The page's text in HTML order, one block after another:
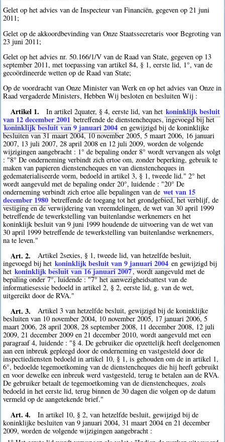
Gelet op het advies van de Inspecteur van Financiën, gegeven op 21 juni
2011;
Gelet op de akkoordbevinding van Onze Staatssecretaris voor Begroting van
23 juni 2011;
Gelet op het advies nr. 50.166/1/V van de Raad van State, gegeven op 13
september 2011, met toepassing van artikel 84, § 1, eerste lid, 1°, van de
gecoördineerde wetten op de Raad van State;
Op de voordracht van Onze Minister van Werk en op het advies van Onze in
Raad vergaderde Ministers, Hebben Wij besloten en besluiten Wij :
Artikel 1. In artikel 2quater, § 4, eerste lid, van het koninklijk besluit
van 12 december 2001 betreffende de dienstencheques, ingevoegd bij het
koninklijk besluit van 9 januari 2004 en gewijzigd bij de koninklijke
besluiten van 31 maart 2004, 10 november 2005, 5 maart 2006, 16 januari
2007, 13 juli 2007, 28 april 2008 en 12 juli 2009, worden de volgende
wijzigingen aangebracht : 1° de bepaling onder 8° wordt vervangen als volgt
: "8° De onderneming verbindt zich ertoe om, zonder beperking, gebruik te
maken van papieren dienstencheques en van dienstencheques in
gedematerialiseerde vorm, bedoeld in artikel 3, § 1, tweede lid." 2° het
wordt aangevuld met de bepaling onder 20°, luidende : "20° De
onderneming verbindt zich ertoe alle bepalingen van de wet van 15
december 1980 betreffende de toegang tot het grondgebied, het verblijf, de
vestiging en de verwijdering van vreemdelingen, de wet van 30 april 1999
betreffende de tewerkstelling van buitenlandse werknemers en het
koninklijk besluit van 9 juni 1999 houdende de uitvoering van de wet van
30 april 1999 betreffende de tewerkstelling van buitenlandse werknemers,
na te leven."
Art. 2.
Artikel 2sexies, § 1, tweede lid, van hetzelfde besluit,
ingevoegd bij het koninklijk besluit van 9 januari 2004 en gewijzigd bij
het koninklijk besluit van 16 januari 2007, wordt aangevuld met de
bepaling onder 7°, luidende : "7° het aanwezigheidsattest van de
informatiesessie bedoeld in artikel 2, § 2, eerste lid, g. van de wet,
uitgereikt door de RVA."
Art. 3.
Artikel 3 van hetzelfde besluit, gewijzigd bij de koninklijke
besluiten van 10 november 2004, 10 november 2005, 17 januari 2006, 5
maart 2006, 28 april 2008, 28 september 2008, 11 december 2008, 12 juli
2009, 21 december 2009 en 21 december 2010, wordt aangevuld met een
paragraaf 4, luidende : "§ 4. De gebruiker die opzettelijk heeft deelgenomen
aan een inbreuk gepleegd door de onderneming en vastgesteld door de
inspectiediensten bedoeld in artikel 10, § 1, is gehouden om de in artikel 1,
6°, bedoelde tegemoetkoming van de dienstencheques die hij heeft gebruikt
en voor dewelke een inbreuk werd vastgesteld, terug te betalen aan de RVA.
De gebruiker betaalt de tegemoetkoming van de dienstencheques, zoals
bedoeld in het eerste lid, terug binnen de 30 dagen die volgen op de datum
vermeld op de aangetekende brief."
Art. 4.
In artikel 10, § 2, van hetzelfde besluit, gewijzigd bij de
koninklijke besluiten van 9 januari 2004, 31 maart 2004 en 21 december
2009, worden de volgende wijzigingen aangebracht :